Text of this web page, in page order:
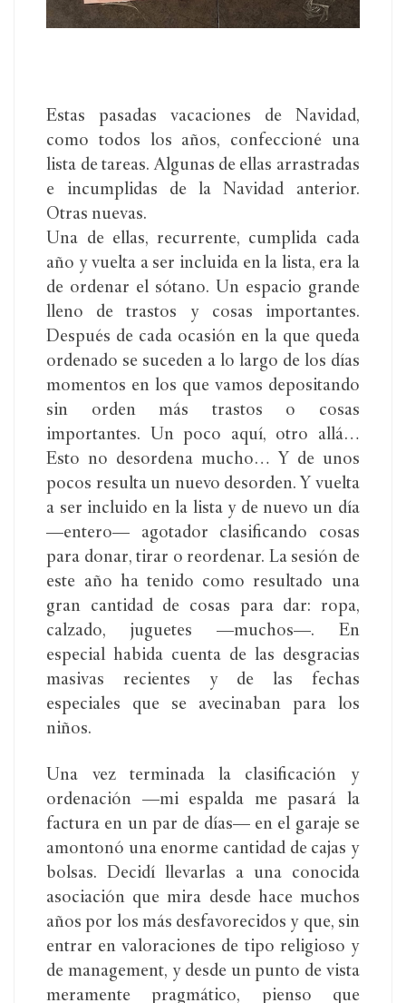
Estas pasadas vacaciones de Navidad,
como todos los años, confeccioné una
lista de tareas. Algunas de ellas arrastradas
e incumplidas de la Navidad anterior.
Otras nuevas.
Una de ellas, recurrente, cumplida cada
año y vuelta a ser incluida en la lista, era la
de ordenar el sótano. Un espacio grande
lleno de trastos y cosas importantes.
Después de cada ocasión en la que queda
ordenado se suceden a lo largo de los días
momentos en los que vamos depositando
sin orden más trastos o cosas
importantes. Un poco aquí, otro allá…
Esto no desordena mucho… Y de unos
pocos resulta un nuevo desorden. Y vuelta
a ser incluido en la lista y de nuevo un día
—entero— agotador clasificando cosas
para donar, tirar o reordenar. La sesión de
este año ha tenido como resultado una
gran cantidad de cosas para dar: ropa,
calzado, juguetes —muchos—. En
especial habida cuenta de las desgracias
masivas recientes y de las fechas
especiales que se avecinaban para los
niños.
Una vez terminada la clasificación y
ordenación —mi espalda me pasará la
factura en un par de días— en el garaje se
amontonó una enorme cantidad de cajas y
bolsas. Decidí llevarlas a una conocida
asociación que mira desde hace muchos
años por los más desfavorecidos y que, sin
entrar en valoraciones de tipo religioso y
de management, y desde un punto de vista
meramente pragmático, pienso que